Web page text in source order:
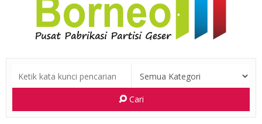
Cari